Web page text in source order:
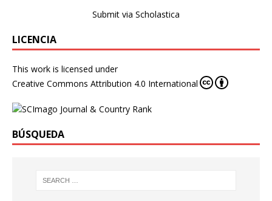
Submit via Scholastica
LICENCIA
This work is licensed under
Creative Commons Attribution 4.0 International
BÚSQUEDA